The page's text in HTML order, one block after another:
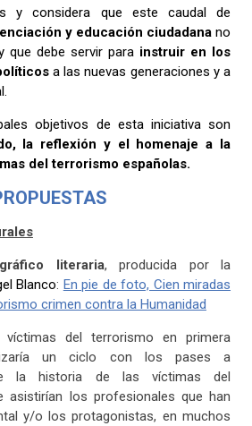
y considera que este caudal de
y educación ciudadana no
que debe servir para instruir en los
a las nuevas generaciones y a
objetivos de esta iniciativa son
la reflexión y el homenaje a la
del terrorismo españolas.
literaria, producida por la
Blanco: En pie de foto, Cien miradas
crimen contra la Humanidad
del terrorismo en primera
un ciclo con los pases a
la historia de las víctimas del
asistirían los profesionales que han
y/o los protagonistas, en muchos